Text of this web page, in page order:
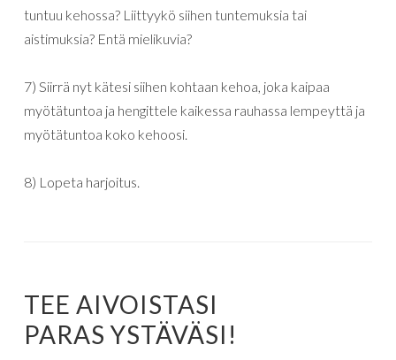
tuntuu kehossa? Liittyykö siihen tuntemuksia tai
aistimuksia? Entä mielikuvia?
7) Siirrä nyt kätesi siihen kohtaan kehoa, joka kaipaa
myötätuntoa ja hengittele kaikessa rauhassa lempeyttä ja
myötätuntoa koko kehoosi.
8) Lopeta harjoitus.
TEE AIVOISTASI
PARAS YSTÄVÄSI!